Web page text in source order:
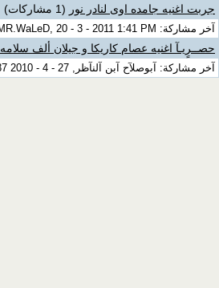
جربت اغنيه جامده اوى لنادر نور (1 مشاركات)
آخر مشاركة: MR.WaLeD, 20 - 3 - 2011 1:41 PM
حصــرٍيـآ اغنيه عصام كاريكا و جيلان ألف سلامه 2023
آخر مشاركة: آبوصلآح آبن آلنآظر, 27 - 4 - 2010 3:37 PM